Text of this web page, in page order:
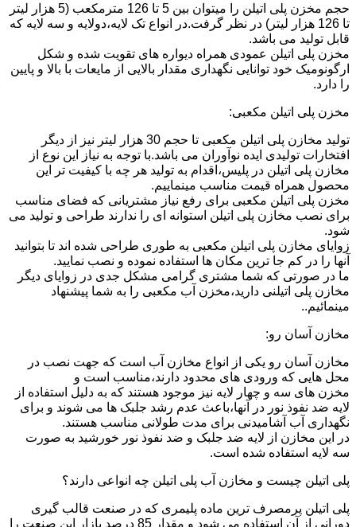
حجم مخزن پلی اتیلن را میتوان بین 5 تا 126 مترمکعب (5 هزار لیتر
تا 126 هزار لیتر) در نظر گرفت.در انواع تک لایه،دولایه و سه لایه که
قابل تولید می باشد.
مخزن پلی اتیلن عمودی همراه دیواره های تقویت شده و شکل
ارگونومیک خود توانایی نگهداری مقدار بالایی از مایعات با بالا و پایین
را دارد.
مخزن پلی اتیلن مکعبی:
تولید مخازن پلی اتیلن مکعبی تا حجم 30 هزار لیتر نیز از دیگر
افتخارات تولیدی ایده نوآوران می باشد.با توجه به نیاز این نوع از
مخازن پلی اتیلن در پلیس،اقدام به تولید هر چه با کیفیت تر این
محصول همراه قیمت مناسب مینماییم.
مخزن پلی اتیلن مکعبی برای رفع نیاز مشتریانی که فضای مناسب
برای نصب مخازن پلی اتیلن استوانه ای را ندارند طراحی و تولید می
شود.
زوایای مخازن پلی اتیلن مکعبی به طوری طراحی شده اند تا بتوانید
آنها را در کم جا ترین مکان ها استفاده نموده و نصب نمایید.
ما در صورتی که شما مشتری گرامی مشکل جدی در زوایای دیگر
مخازن پلی اتیلنی دارید،مخزن آب مکعبی را به شما پیشنهاد
مینمائیم..
مخازن آسان رو:
مخازن آسان رو یکی از انواع مخازن آب است که جهت نصب در
محل هایی که ورودی های محدود دارند،مناسب است و
مخزن های سه و چهار لایه نیز موجود هستند که به دلیل استفاده از
لایه ضد نفوذ نور در آنها،باعث عدم رشد جلبک ها می شوند و برای
نگهداری آب آشامیدنی برای مدت طولانی مناسب هستند.
در این مخازن از لایه ضد جلبک و ضد نفوذ نور خورشید به صورت
سه لایه استفاده شده است.
پلی اتیلن چیست و مخازن آب پلی اتیلن چه انواعی دارند؟
پلی اتیلن پرمصرف ترین ماده پلیمری که در صنعت قالب گیری
دورانی از آن استفاده می شود و مقدار 85 درصد بازار این صنعت را